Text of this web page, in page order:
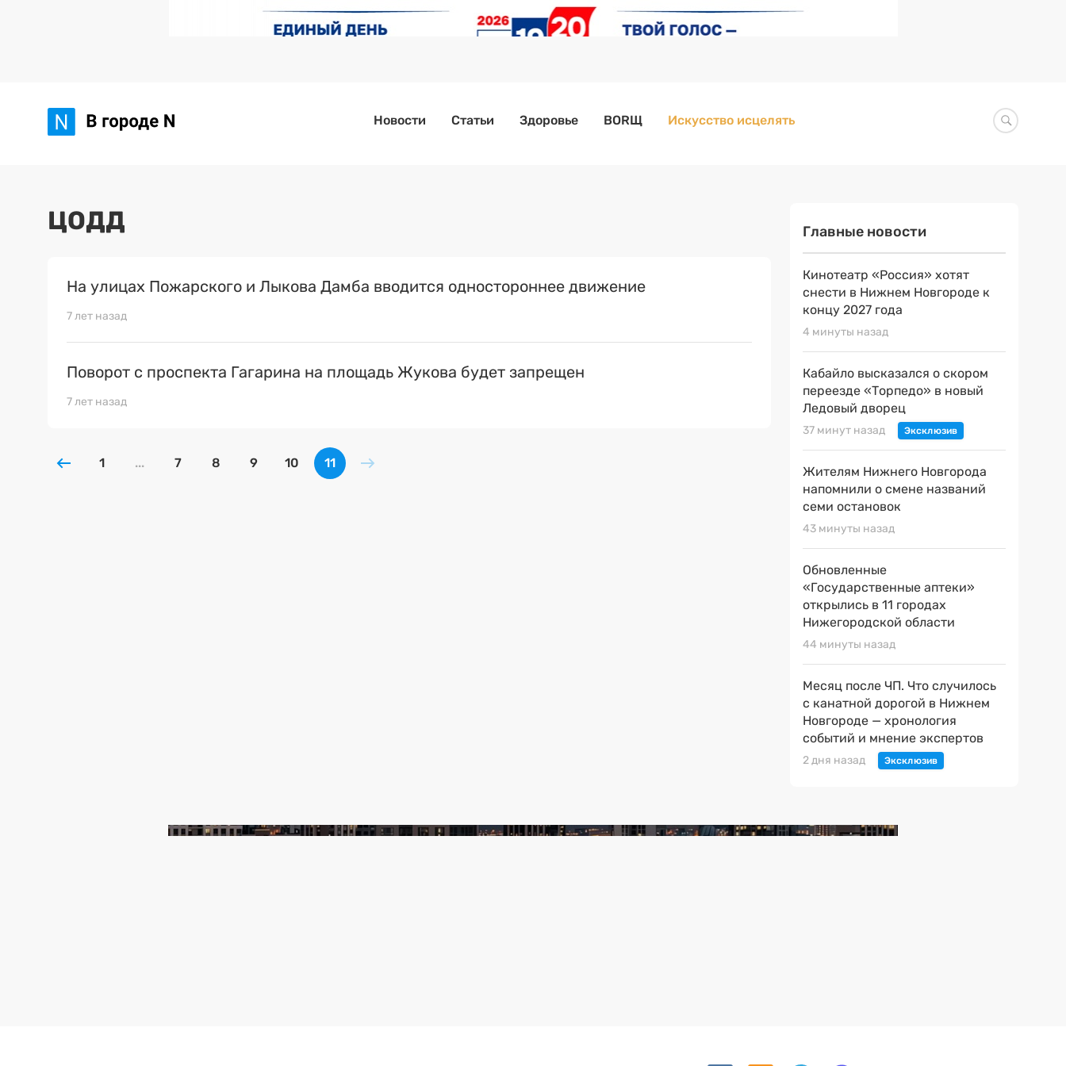
Новости Статьи Здоровье BORЩ Искусство исцелять
ЦОДД
На улицах Пожарского и Лыкова Дамба вводится одностороннее движение
7 лет назад
Поворот с проспекта Гагарина на площадь Жукова будет запрещен
7 лет назад
1 ... 7 8 9 10 11
Главные новости
Кинотеатр «Россия» хотят
снести в Нижнем Новгороде к
концу 2027 года
4 минуты назад
Кабайло высказался о скором
переезде «Торпедо» в новый
Ледовый дворец
37 минут назад
Жителям Нижнего Новгорода
напомнили о смене названий
семи остановок
43 минуты назад
Обновленные
«Государственные аптеки»
открылись в 11 городах
Нижегородской области
44 минуты назад
Месяц после ЧП. Что случилось
с канатной дорогой в Нижнем
Новгороде — хронология
событий и мнение экспертов
2 дня назад